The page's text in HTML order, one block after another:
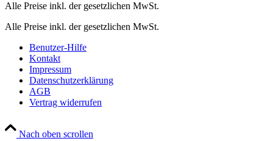
Alle Preise inkl. der gesetzlichen MwSt.
Alle Preise inkl. der gesetzlichen MwSt.
Benutzer-Hilfe
Kontakt
Impressum
Datenschutzerklärung
AGB
Vertrag widerrufen
Nach oben scrollen